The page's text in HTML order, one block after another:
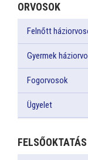
ORVOSOK
Felnőtt
Gyermek
Fogorvosok
Ügyelet
FELSŐOKTATÁS